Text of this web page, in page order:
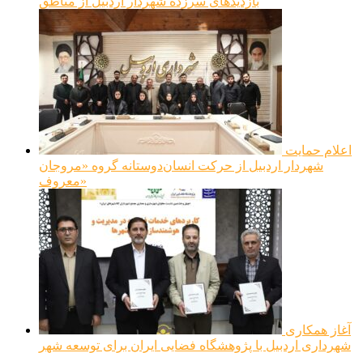
شهردار اردبیل از حرکت انسان‌دوستانه گروه «مروجان
معروف»
شهرداری اردبیل با پژوهشگاه فضایی ایران برای توسعه شهر